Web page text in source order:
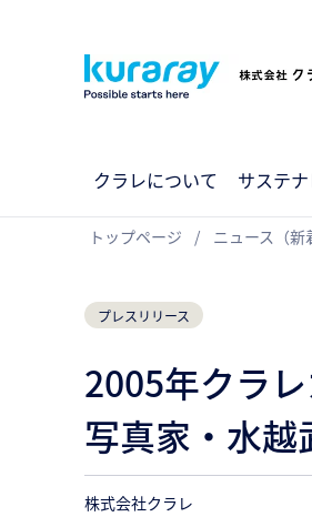
クラレについて サステ
トップページ ニュース（新
プレスリリース
2005年クラ
写真家・水
株式会社クラレ